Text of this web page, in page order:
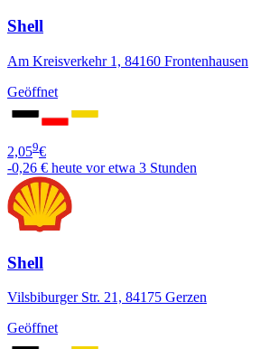
Shell
Am Kreisverkehr 1, 84160 Frontenhausen
Geöffnet
2,059€
-0,26 € heute vor etwa 3 Stunden
Shell
Vilsbiburger Str. 21, 84175 Gerzen
Geöffnet